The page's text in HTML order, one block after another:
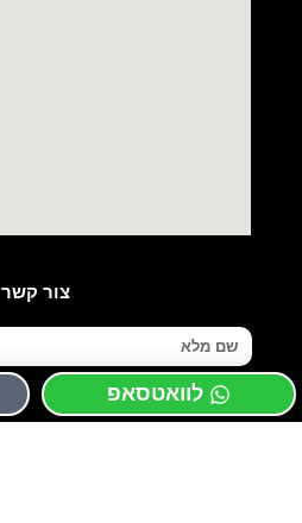
צור קשר
שם
מלא
טלפון לוואטסאפ